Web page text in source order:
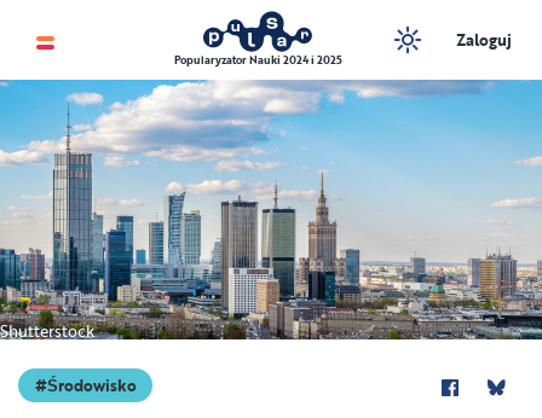
Popularyzator Nauki 2024 i 2025
Zaloguj
Shutterstock
Środowisko